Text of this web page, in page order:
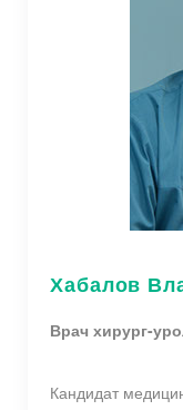
Хабалов
Врач хирург-
Кандидат